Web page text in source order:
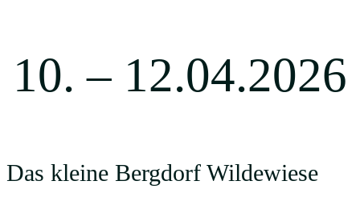
10. – 12.04.2026
Das kleine Bergdorf Wildewiese